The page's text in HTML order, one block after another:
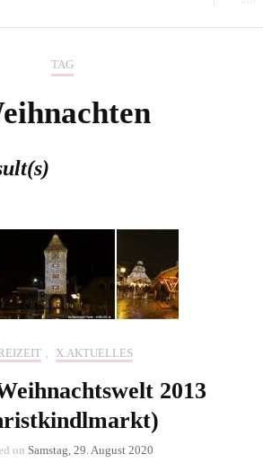
TAG
, X.AKTUELLES
2013
on Samstag, 29. August 2020